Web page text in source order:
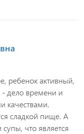
ребенок активный,
дело времени и
качествами.
сладкой пище. А
что является